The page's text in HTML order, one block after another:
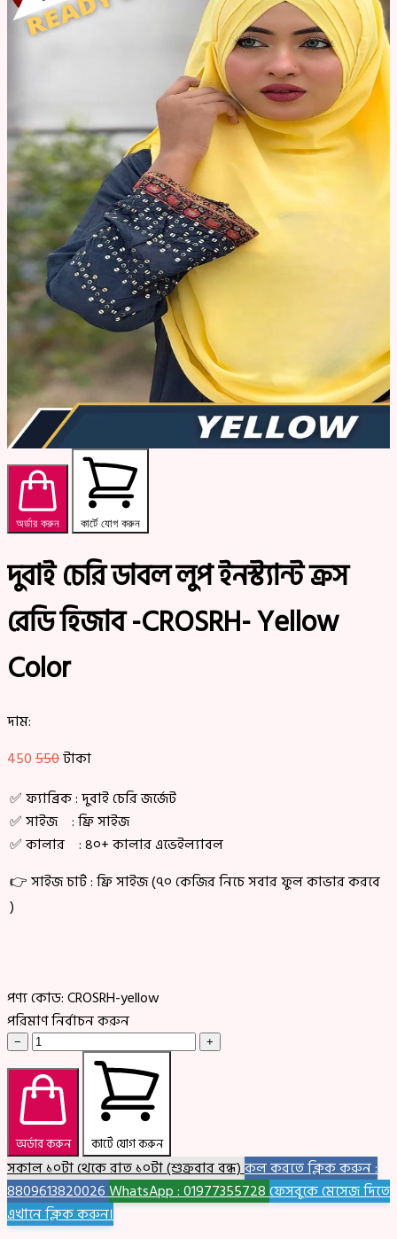
অর্ডার করুন কার্টে যোগ করুন
দুবাই চেরি ডাবল লুপ ইনস্ট্যান্ট ক্রস
রেডি হিজাব -CROSRH- Yellow
Color
দাম:
450550টাকা
✅ ফ্যাব্রিক : দুবাই চেরি জর্জেট
✅ সাইজ : ফ্রি সাইজ
✅ কালার : ৪০+ কালার এভেইল্যাবল
👉 সাইজ চার্ট : ফ্রি সাইজ (৭০ কেজির নিচে সবার ফুল কাভার করবে
)
পণ্য কোড:CROSRH-yellow
পরিমাণ নির্বাচন করুন
− +
অর্ডার করুন কার্টে যোগ করুন
সকাল ১০টা থেকে রাত ১০টা (শুক্রবার বন্ধ)কল করতে ক্লিক করুন :
8809613820026WhatsApp : 01977355728ফেসবুকে মেসেজ দিতে
এখানে ক্লিক করুন।